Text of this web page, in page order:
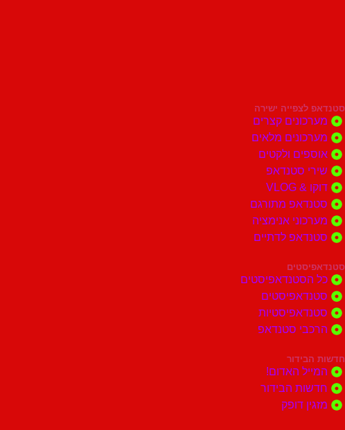
סטנדאפ לצפייה ישירה
מערכונים קצרים
מערכונים מלאים
אוספים ולקטים
שירי סטנדאפ
דוקו & VLOG
סטנדאפ מתורגם
מערכוני אנימציה
סטנדאפ לדתיים
סטנדאפיסטים
כל הסטנדאפיסטים
סטנדאפיסטים
סטנדאפיסטיות
הרכבי סטנדאפ
חדשות הבידור
המייל האדום!
חדשות הבידור
מזגין דופק